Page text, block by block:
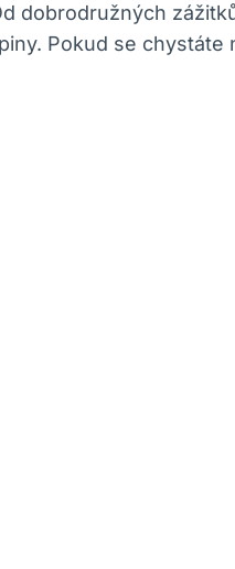
dobrodružných
Pokud se chystáte